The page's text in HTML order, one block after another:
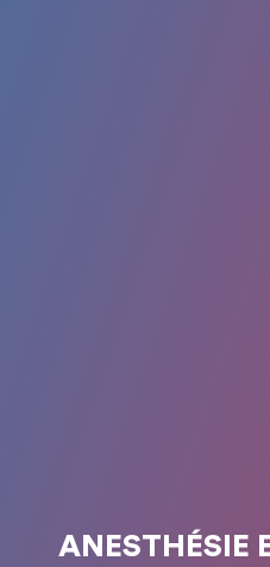
ANESTHÉSIE